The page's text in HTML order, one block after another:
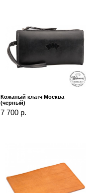
Кожаный клатч Москва
(черный)
7 700 р.